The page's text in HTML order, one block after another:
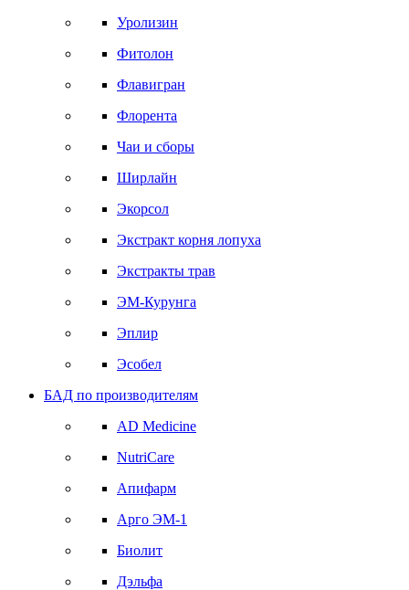
Уролизин
Фитолон
Флавигран
Флорента
Чаи и сборы
Ширлайн
Экорсол
Экстракт корня лопуха
Экстракты трав
ЭМ-Курунга
Эплир
Эсобел
БАД по производителям
AD Medicine
NutriCare
Апифарм
Арго ЭМ-1
Биолит
Дэльфа